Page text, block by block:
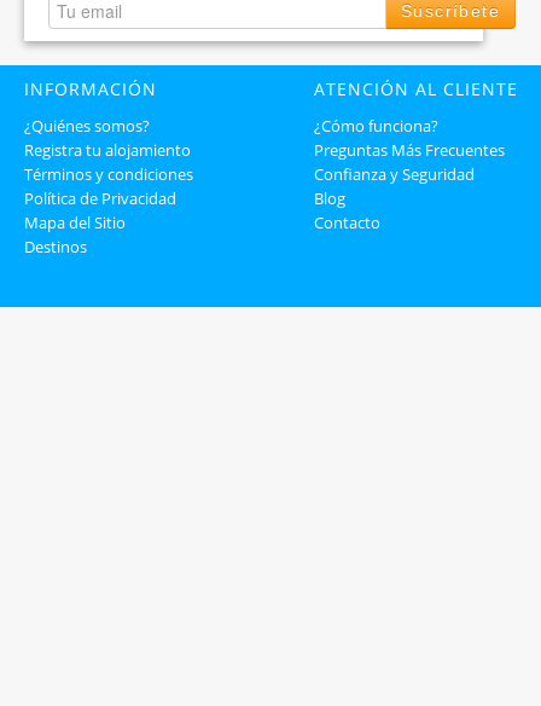
Suscríbete
INFORMACIÓN
¿Quiénes somos?
Registra tu alojamiento
Términos y condiciones
Política de Privacidad
Mapa del Sitio
Destinos
ATENCIÓN AL CLIENTE
¿Cómo funciona?
Preguntas Más Frecuentes
Confianza y Seguridad
Blog
Contacto